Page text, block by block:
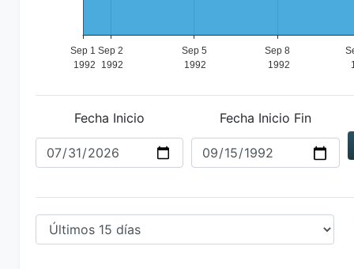
Fecha Inicio
Fecha Inicio Fin